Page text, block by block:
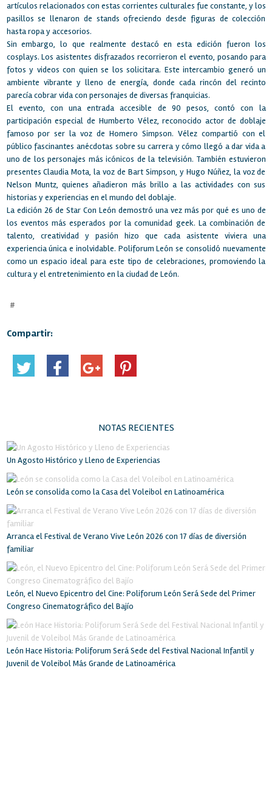
artículos relacionados con estas corrientes culturales fue constante, y los
pasillos se llenaron de stands ofreciendo desde figuras de colección
hasta ropa y accesorios.
Sin embargo, lo que realmente destacó en esta edición fueron los
cosplays. Los asistentes disfrazados recorrieron el evento, posando para
fotos y videos con quien se los solicitara. Este intercambio generó un
ambiente vibrante y lleno de energía, donde cada rincón del recinto
parecía cobrar vida con personajes de diversas franquicias.
El evento, con una entrada accesible de 90 pesos, contó con la
participación especial de Humberto Vélez, reconocido actor de doblaje
famoso por ser la voz de Homero Simpson. Vélez compartió con el
público fascinantes anécdotas sobre su carrera y cómo llegó a dar vida a
uno de los personajes más icónicos de la televisión. También estuvieron
presentes Claudia Mota, la voz de Bart Simpson, y Hugo Núñez, la voz de
Nelson Muntz, quienes añadieron más brillo a las actividades con sus
historias y experiencias en el mundo del doblaje.
La edición 26 de Star Con León demostró una vez más por qué es uno de
los eventos más esperados por la comunidad geek. La combinación de
talento, creatividad y pasión hizo que cada asistente viviera una
experiencia única e inolvidable. Poliforum León se consolidó nuevamente
como un espacio ideal para este tipo de celebraciones, promoviendo la
cultura y el entretenimiento en la ciudad de León.
#
Compartir:
NOTAS RECIENTES
Un Agosto Histórico y Lleno de Experiencias
León se consolida como la Casa del Voleibol en Latinoamérica
Arranca el Festival de Verano Vive León 2026 con 17 días de diversión
familiar
León, el Nuevo Epicentro del Cine: Poliforum León Será Sede del Primer
Congreso Cinematográfico del Bajío
León Hace Historia: Poliforum Será Sede del Festival Nacional Infantil y
Juvenil de Voleibol Más Grande de Latinoamérica